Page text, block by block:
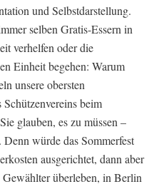
und Selbstdarstellung.
selben Gratis-Essern in
verhelfen oder die
Einheit begehen: Warum
unsere obersten
beim
glauben, es zu müssen –
würde das Sommerfest
ausgerichtet, dann aber
überleben, in Berlin